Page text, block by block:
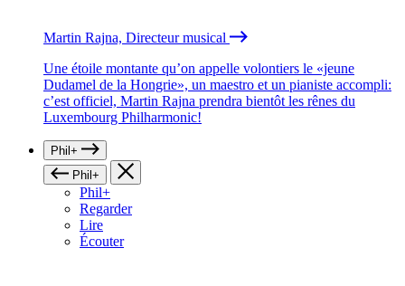
Martin Rajna, Directeur musical
Une étoile montante qu’on appelle volontiers le «jeune
Dudamel de la Hongrie», un maestro et un pianiste accompli:
c’est officiel, Martin Rajna prendra bientôt les rênes du
Luxembourg Philharmonic!
Phil+
Phil+
Phil+
Regarder
Lire
Écouter